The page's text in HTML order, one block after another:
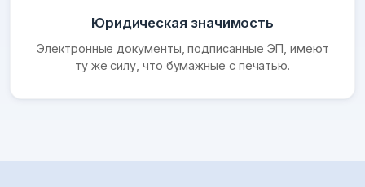
Юридическая значимость
Электронные документы, подписанные ЭП, имеют
ту же силу, что бумажные с печатью.